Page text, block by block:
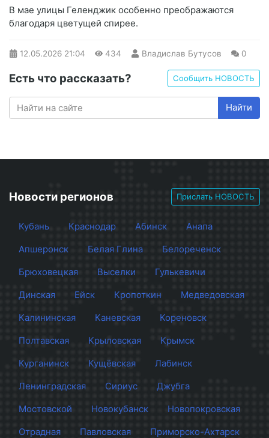
В мае улицы Геленджик особенно преображаются
благодаря цветущей спирее.
12.05.2026 21:04 434 Владислав Бутусов 0
Есть что рассказать? Сообщить НОВОСТЬ
Найти
Новости регионов Прислать НОВОСТЬ
Кубань Краснодар Абинск
Анапа
Апшеронск
Белая Глина
Белореченск
Брюховецкая
Выселки
Гулькевичи
Динская
Ейск Кропоткин
Медведовская
Калининская
Каневская
Кореновск
Полтавская
Крыловская
Крымск
Курганинск
Кущёвская
Лабинск
Ленинградская
Сириус
Джубга
Мостовской
Новокубанск
Новопокровская
Отрадная
Павловская
Приморско-Ахтарск